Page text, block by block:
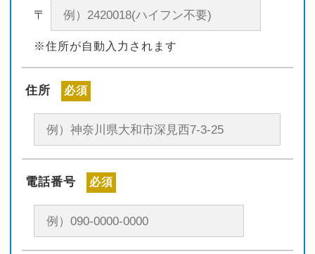
〒
※住所が自動入力されます
住所 必須
電話番号 必須